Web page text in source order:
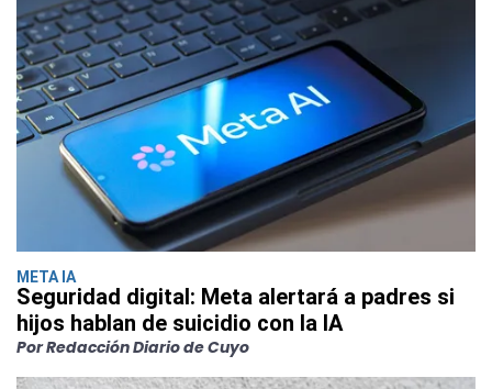
META IA
Seguridad digital: Meta alertará a padres si
hijos hablan de suicidio con la IA
Por Redacción Diario de Cuyo